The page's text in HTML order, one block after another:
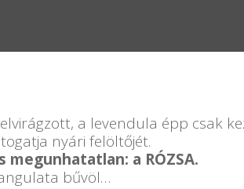
a levendula épp csak
nyári felöltőjét.
a RÓZSA.
bűvöl…